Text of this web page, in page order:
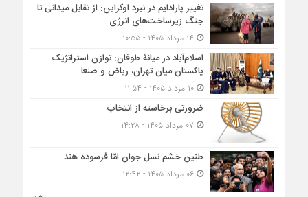
تغییر پارادایم در نبرد اوکراین: از تقابل میدانی تا
جنگ زیرساخت‌های انرژی
اسلام‌آباد در میانۀ طوفان: توازن استراتژیک
پاکستان میان تهران، ریاض و صنعا
۱۰ مرداد ۱۴۰۵ - ۱۱:۵۴
ضرورتی برخاسته از انتخاب
طنین خشم نسل جوان امّا فرسوده هند
۰۶ مرداد ۱۴۰۵ - ۱۲:۴۲